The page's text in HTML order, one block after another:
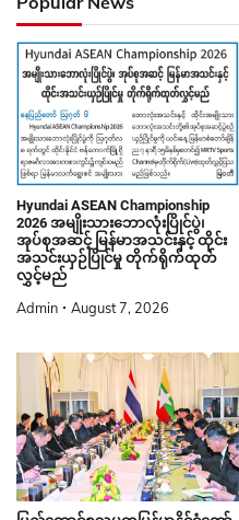
Hyundai ASEAN Championship
2026 အမျိုးသားဘောလုံးပြိုင်ပွဲ၊
အုပ်စုအဆင့် မြန်မာအသင်းနှင့် ထိုင်း
အသင်းယှဉ်ပြိုင်မှု တိုက်ရိုက်ထုတ်
လွှင့်မည်
Admin August 7, 2026